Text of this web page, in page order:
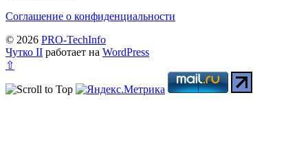
Соглашение о конфиденциальности
© 2026 PRO-TechInfo
Чутко II работает на WordPress
⇧